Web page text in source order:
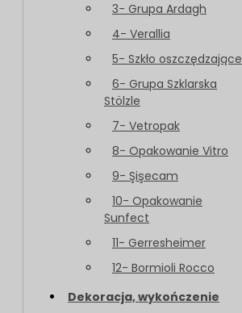
3- Grupa Ardagh
4- Verallia
5- Szkło oszczędzające
6- Grupa Szklarska
Stölzle
7- Vetropak
8- Opakowanie Vitro
9- Şişecam
10- Opakowanie
Sunfect
11- Gerresheimer
12- Bormioli Rocco
Dekoracja, wykończenie